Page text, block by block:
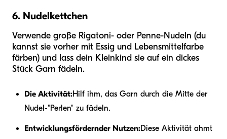
6. Nudelkettchen
Verwende große Rigatoni- oder Penne-Nudeln (du
kannst sie vorher mit Essig und Lebensmittelfarbe
färben) und lass dein Kleinkind sie auf ein dickes
Stück Garn fädeln.
Die Aktivität:Hilf ihm, das Garn durch die Mitte der
Nudel-"Perlen" zu fädeln.
Entwicklungsfördernder Nutzen:Diese Aktivität ahmt